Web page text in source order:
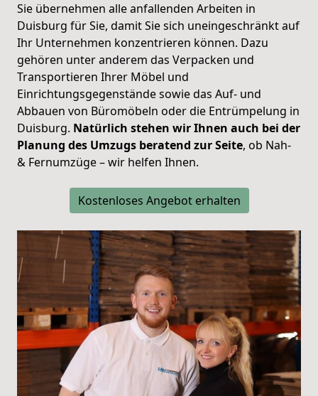
Sie übernehmen alle anfallenden Arbeiten in
Duisburg für Sie, damit Sie sich uneingeschränkt auf
Ihr Unternehmen konzentrieren können. Dazu
gehören unter anderem das Verpacken und
Transportieren Ihrer Möbel und
Einrichtungsgegenstände sowie das Auf- und
Abbauen von Büromöbeln oder die Entrümpelung in
Duisburg. Natürlich stehen wir Ihnen auch bei der
Planung des Umzugs beratend zur Seite, ob Nah-
& Fernumzüge – wir helfen Ihnen.
Kostenloses Angebot erhalten